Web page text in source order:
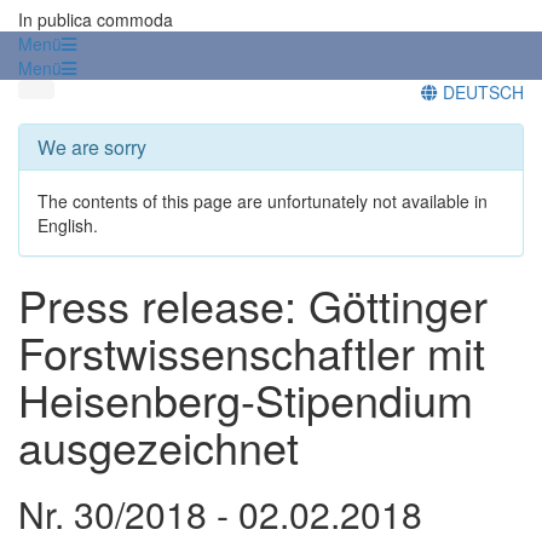
In publica commoda
Menü
Menü
DEUTSCH
We are sorry
The contents of this page are unfortunately not available in
English.
Press release: Göttinger
Forstwissenschaftler mit
Heisenberg-Stipendium
ausgezeichnet
Nr. 30/2018 - 02.02.2018